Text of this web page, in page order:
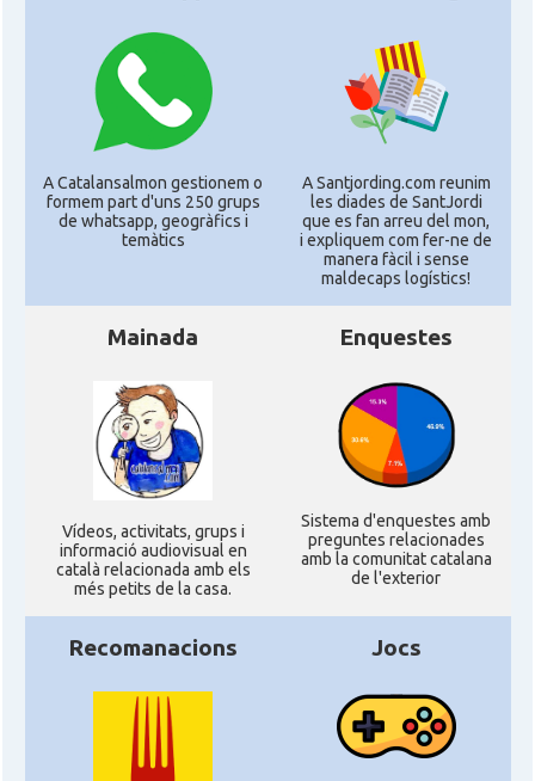
A Catalansalmon gestionem o
formem part d'uns 250 grups
de whatsapp, geogràfics i
temàtics
A Santjording.com reunim
les diades de SantJordi
que es fan arreu del mon,
i expliquem com fer-ne de
manera fàcil i sense
maldecaps logí­stics!
Mainada
Ví­deos, activitats, grups i
informació audiovisual en
català relacionada amb els
més petits de la casa.
Enquestes
Sistema d'enquestes amb
preguntes relacionades
amb la comunitat catalana
de l'exterior
Recomanacions Jocs